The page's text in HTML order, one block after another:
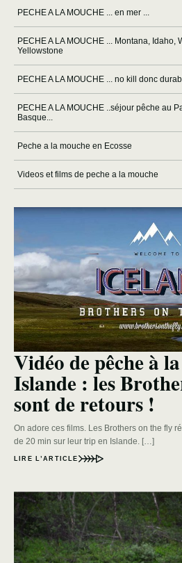
PECHE A LA MOUCHE ... en mer ...
PECHE A LA MOUCHE ... Montana, Idaho,
Yellowstone
PECHE A LA MOUCHE ... no kill donc
PECHE A LA MOUCHE ..séjour pêche au
Basque...
Peche a la mouche en Ecosse
Videos et films de peche a la mouche
Vidéo de pêche à
Islande : les
sont de retours !
On adore ces films. Les Brothers on the fly
de 20 min sur leur trip en Islande. […]
LIRE L’ARTICLE